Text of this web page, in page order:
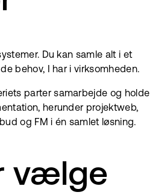
Du kan samle alt i et
behov, I har i virksomheden.
parter samarbejde og holde
herunder projektweb,
og FM i én samlet løsning.
vælge